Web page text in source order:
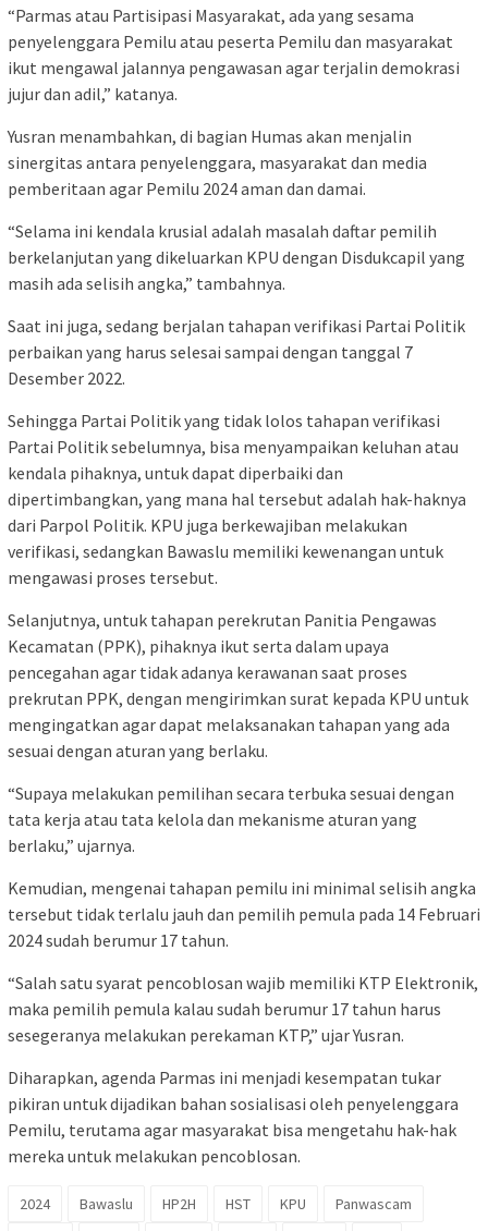
“Parmas atau Partisipasi Masyarakat, ada yang sesama
penyelenggara Pemilu atau peserta Pemilu dan masyarakat
ikut mengawal jalannya pengawasan agar terjalin demokrasi
jujur dan adil,” katanya.
Yusran menambahkan, di bagian Humas akan menjalin
sinergitas antara penyelenggara, masyarakat dan media
pemberitaan agar Pemilu 2024 aman dan damai.
“Selama ini kendala krusial adalah masalah daftar pemilih
berkelanjutan yang dikeluarkan KPU dengan Disdukcapil yang
masih ada selisih angka,” tambahnya.
Saat ini juga, sedang berjalan tahapan verifikasi Partai Politik
perbaikan yang harus selesai sampai dengan tanggal 7
Desember 2022.
Sehingga Partai Politik yang tidak lolos tahapan verifikasi
Partai Politik sebelumnya, bisa menyampaikan keluhan atau
kendala pihaknya, untuk dapat diperbaiki dan
dipertimbangkan, yang mana hal tersebut adalah hak-haknya
dari Parpol Politik. KPU juga berkewajiban melakukan
verifikasi, sedangkan Bawaslu memiliki kewenangan untuk
mengawasi proses tersebut.
Selanjutnya, untuk tahapan perekrutan Panitia Pengawas
Kecamatan (PPK), pihaknya ikut serta dalam upaya
pencegahan agar tidak adanya kerawanan saat proses
prekrutan PPK, dengan mengirimkan surat kepada KPU untuk
mengingatkan agar dapat melaksanakan tahapan yang ada
sesuai dengan aturan yang berlaku.
“Supaya melakukan pemilihan secara terbuka sesuai dengan
tata kerja atau tata kelola dan mekanisme aturan yang
berlaku,” ujarnya.
Kemudian, mengenai tahapan pemilu ini minimal selisih angka
tersebut tidak terlalu jauh dan pemilih pemula pada 14 Februari
2024 sudah berumur 17 tahun.
“Salah satu syarat pencoblosan wajib memiliki KTP Elektronik,
maka pemilih pemula kalau sudah berumur 17 tahun harus
sesegeranya melakukan perekaman KTP,” ujar Yusran.
Diharapkan, agenda Parmas ini menjadi kesempatan tukar
pikiran untuk dijadikan bahan sosialisasi oleh penyelenggara
Pemilu, terutama agar masyarakat bisa mengetahu hak-hak
mereka untuk melakukan pencoblosan.
2024 Bawaslu HP2H HST KPU
Panwascam